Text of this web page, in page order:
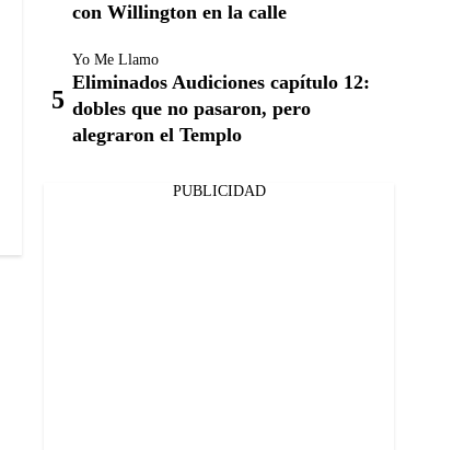
con Willington en la calle
Yo Me Llamo
Eliminados Audiciones capítulo 12:
dobles que no pasaron, pero
alegraron el Templo
PUBLICIDAD